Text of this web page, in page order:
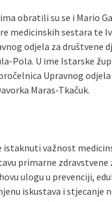
obratili su se i Mario
medicinskih sestara te
odjela za društvene
Pola. U ime Istarske
Upravnog
Maras-Tkačuk.
istaknuti važnost
primarne
ulogu u prevenciji,
iskustava i stjecanje